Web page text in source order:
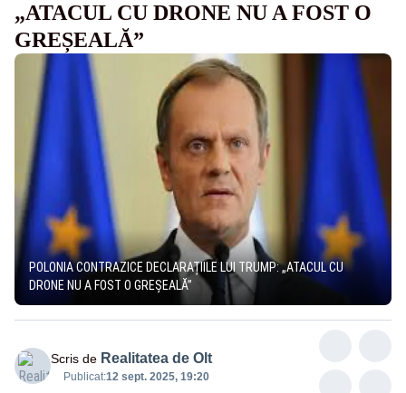
„ATACUL CU DRONE NU A FOST O
GREȘEALĂ”
POLONIA CONTRAZICE DECLARAȚIILE LUI TRUMP: „ATACUL CU
DRONE NU A FOST O GREȘEALĂ”
Scris de Realitatea de Olt
Publicat:12 sept. 2025, 19:20